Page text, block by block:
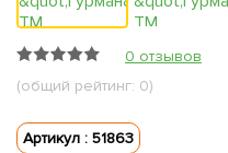
0 отзывов
(общий рейтинг: 0)
Артикул : 51863